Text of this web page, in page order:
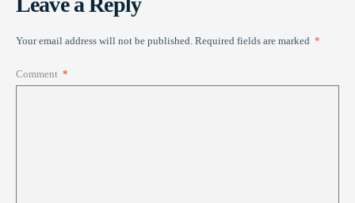
Your email address will not be published. Required fields are marked *
Comment *